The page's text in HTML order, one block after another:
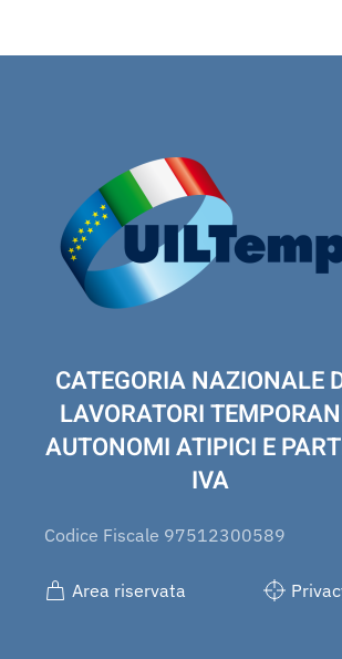
CATEGORIA NAZIONALE
LAVORATORI
AUTONOMI ATIPICI E
IVA
Codice Fiscale 97512300589
Area riservata